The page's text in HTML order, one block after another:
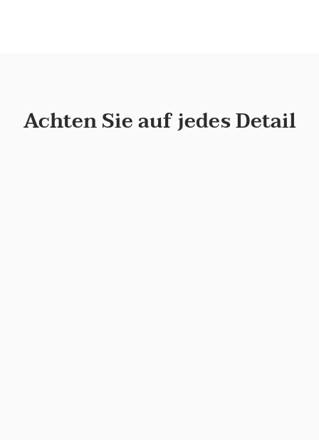
Achten Sie auf jedes Detail